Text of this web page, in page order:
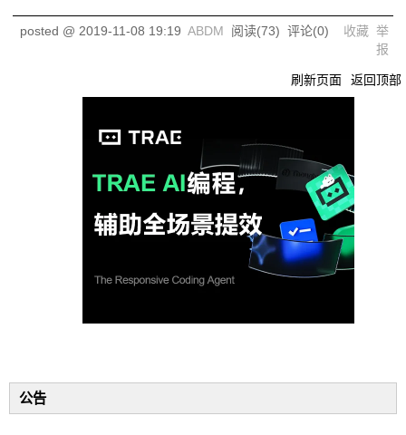
posted @ 2019-11-08 19:19 ABDM 阅读(73) 评论(0) 收藏 举
报
刷新页面 返回顶部
公告